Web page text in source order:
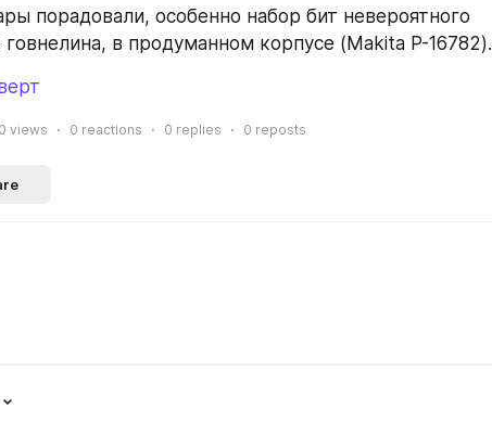
порадовали, особенно набор бит невероятного
говнелина, в продуманном корпусе (Makita P-16782).
0 views 0 reactions 0 replies 0 reposts